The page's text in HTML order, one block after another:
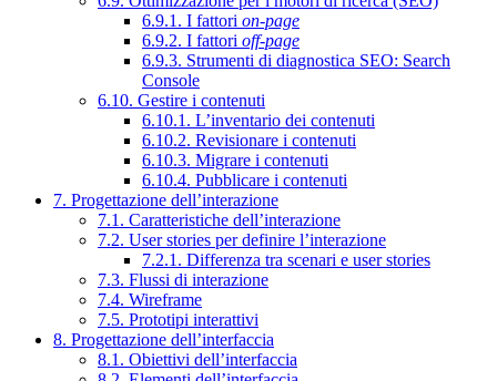
6.9.1. I fattori on-page
6.9.2. I fattori off-page
6.9.3. Strumenti di diagnostica SEO: Search
Console
6.10. Gestire i contenuti
6.10.1. L’inventario dei contenuti
6.10.2. Revisionare i contenuti
6.10.3. Migrare i contenuti
6.10.4. Pubblicare i contenuti
7. Progettazione dell’interazione
7.1. Caratteristiche dell’interazione
7.2. User stories per definire l’interazione
7.2.1. Differenza tra scenari e user stories
7.3. Flussi di interazione
7.4. Wireframe
7.5. Prototipi interattivi
8. Progettazione dell’interfaccia
8.1. Obiettivi dell’interfaccia